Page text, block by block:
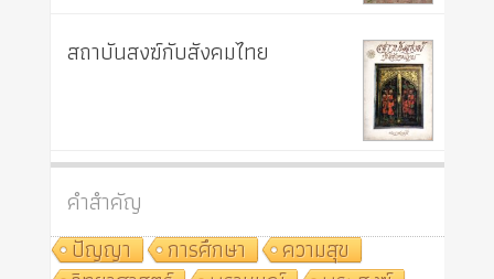
สถาบันสงฆ์กับสังคมไทย
คำสำคัญ
ปัญญา
การศึกษา
ความสุข